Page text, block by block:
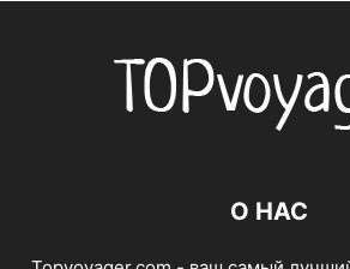
О НАС